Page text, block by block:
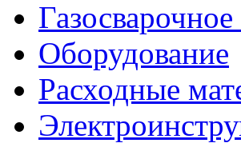
Оборудование
Расходные